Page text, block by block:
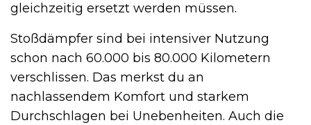
gleichzeitig ersetzt werden müssen.
Stoßdämpfer sind bei intensiver Nutzung
schon nach 60.000 bis 80.000 Kilometern
verschlissen. Das merkst du an
nachlassendem Komfort und starkem
Durchschlagen bei Unebenheiten. Auch die